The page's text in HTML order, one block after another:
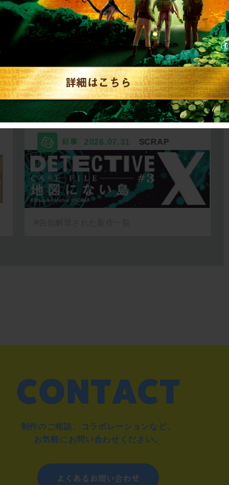
【2026年7月】告知解
禁された新作一…
2026.07.31 SCRAP
制作のご相談、コラボレーションなど、
お気軽にお問い合わせください。